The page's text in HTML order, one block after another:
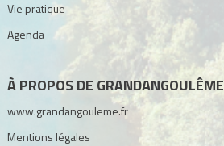
Vie pratique
Agenda
À PROPOS DE GRANDANGOULÊME
www.grandangouleme.fr
Mentions légales